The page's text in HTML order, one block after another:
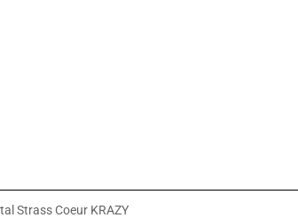
Strass Coeur KRAZY